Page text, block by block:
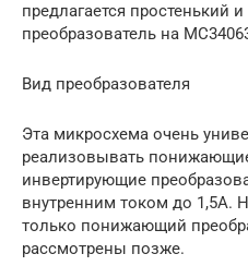
предлагается простенький
преобразователь на
Вид преобразователя
Эта микросхема очень
реализовывать
инвертирующие
внутренним током до 1,5А.
только понижающий
рассмотрены позже.